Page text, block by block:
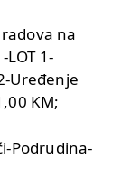
na
1-
Uređenje
KM;
Podrudina-